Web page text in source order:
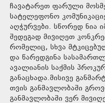
ჩავატარეთ ფარული
სატელეფონო
აღჭურვები. სწორედ ნია
შედეგად მივიღეთ
რომელიც, სხვა
და წარედგინა
ავალიანის საქმის
განაცხადა.მისივე
თვის განმავლობაში
განმავლობაში ვერ